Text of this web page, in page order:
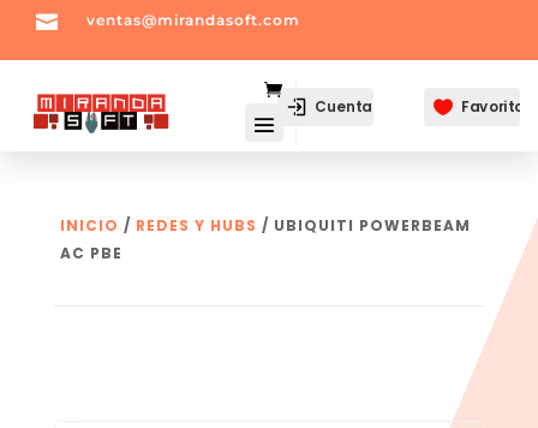
 ventas@mirandasoft.com
Cuenta  Favoritos
INICIO / REDES Y HUBS / UBIQUITI POWERBEAM
AC PBE